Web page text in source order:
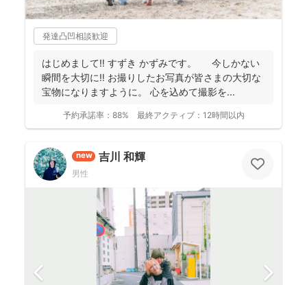
発達凸凹相談歓迎
はじめまして‼︎ すずき かずみです。 今しかない
瞬間を大切に‼︎ お撮りしたお写真が皆さまの大切な
宝物になりますように。 心を込めて撮影を...
予約承諾率： 88% 最終アクティブ： 12時間以内
new 吉川 和輝
男性